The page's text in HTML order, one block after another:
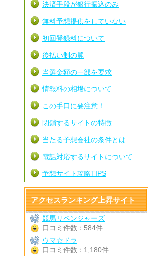
決済手段が銀行振込のみ
無料予想提供をしていない
初回登録料について
後払い制の罠
当選金額の一部を要求
情報料の相場について
この手口に要注意！
閉鎖するサイトの特徴
当たる予想会社の条件とは
電話対応するサイトについて
予想サイト攻略TIPS
アクセスランキング上昇サイト
競馬リベンジャーズ
口コミ件数： 584件
ウマ☆ドラ
口コミ件数： 1,180件